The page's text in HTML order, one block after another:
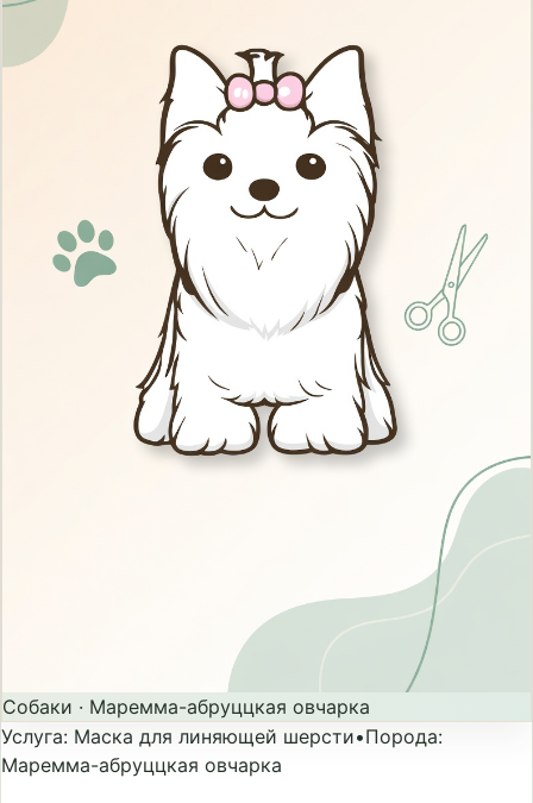
Собаки · Маремма-абруццкая овчарка
Услуга: Маска для линяющей шерсти•Порода:
Маремма-абруццкая овчарка